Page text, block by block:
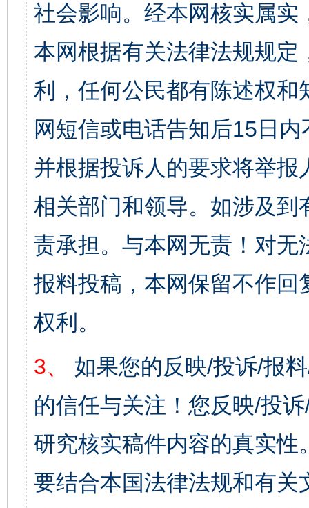
社会影响。经本网核实属
本网根据有关法律法规规
利，任何公民都有陈述权
网短信或电话告知后15日
并根据投诉人的要求将举
相关部门和领导。如涉及
责承担。与本网无责！对
报料投稿，本网保留不作
权利。
3、
如果您的反映/投诉/报
的信任与关注！您反映/投
研究核实稿件内容的真实
要结合本国法律法规和有关